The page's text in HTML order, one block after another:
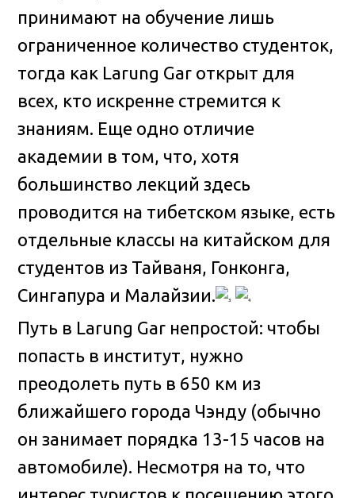
принимают на обучение лишь
ограниченное количество студенток,
тогда как Larung Gar открыт для
всех, кто искренне стремится к
знаниям. Еще одно отличие
академии в том, что, хотя
большинство лекций здесь
проводится на тибетском языке, есть
отдельные классы на китайском для
студентов из Тайваня, Гонконга,
Сингапура и Малайзии.
Путь в Larung Gar непростой: чтобы
попасть в институт, нужно
преодолеть путь в 650 км из
ближайшего города Чэнду (обычно
он занимает порядка 13-15 часов на
автомобиле). Несмотря на то, что